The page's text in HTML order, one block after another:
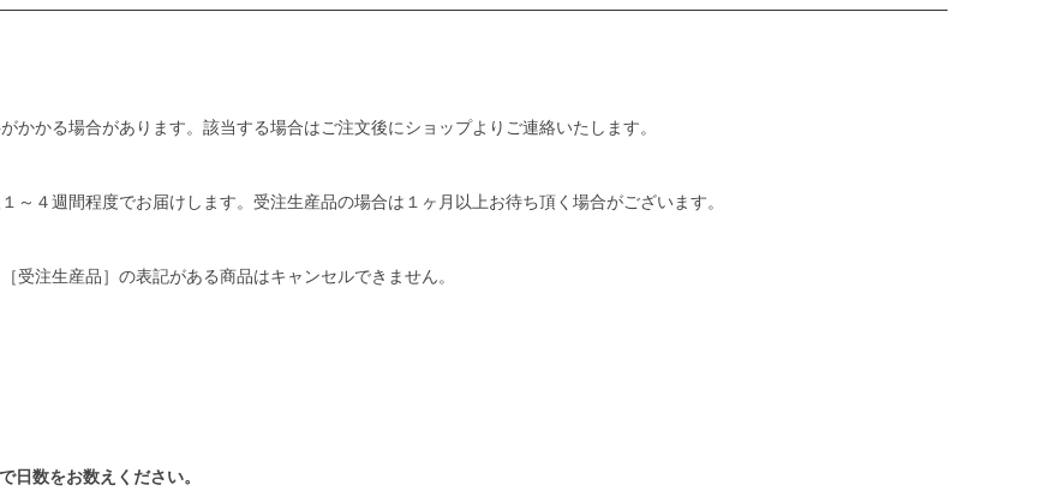
かる場合があります。該当する場合はご注文後にショップよりご連絡いたします。
４週間程度でお届けします。受注生産品の場合は１ヶ月以上お待ち頂く場合がございます。
注生産品］の表記がある商品はキャンセルできません。
数をお数えください。